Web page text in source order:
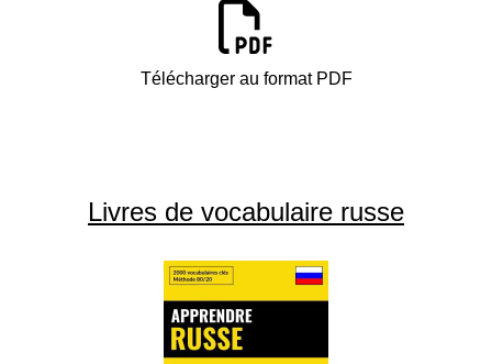
Télécharger au format PDF
Livres de vocabulaire russe